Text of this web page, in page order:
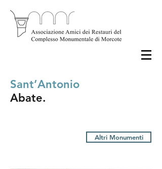
Sant’Antonio
Abate.
Altri Monumenti